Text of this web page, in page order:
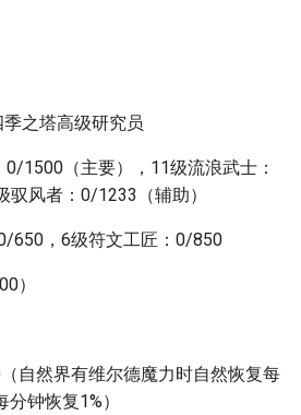
之塔高级研究员
1500（主要），11级流浪武士：
风者：0/1233（辅助）
650，6级符文工匠：0/850
）
自然界有维尔德魔力时自然恢复每
钟恢复1%）